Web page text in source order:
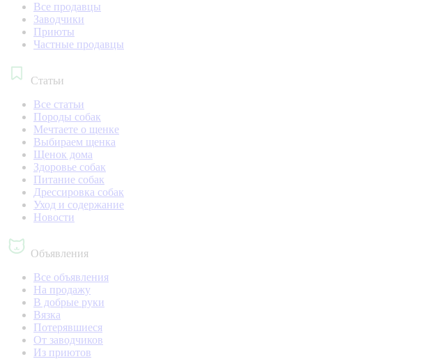
Все продавцы
Заводчики
Приюты
Частные продавцы
Статьи
Все статьи
Породы собак
Мечтаете о щенке
Выбираем щенка
Щенок дома
Здоровье собак
Питание собак
Дрессировка собак
Уход и содержание
Новости
Объявления
Все объявления
На продажу
В добрые руки
Вязка
Потерявшиеся
От заводчиков
Из приютов